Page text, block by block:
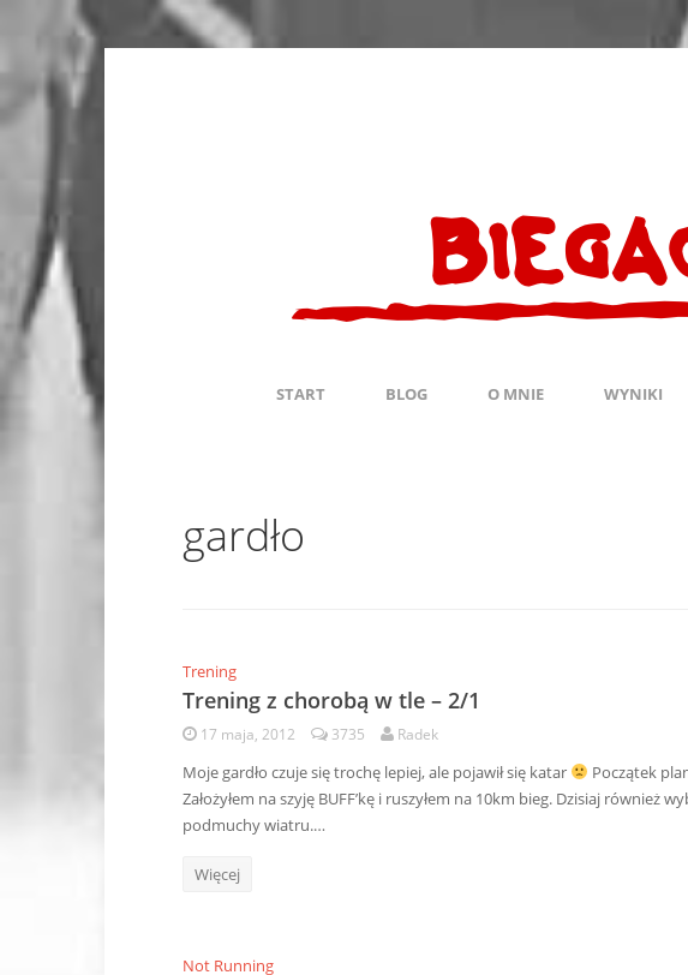
START BLOG O MNIE WYNIKI
gardło
Trening
Trening z chorobą w tle – 2/1
17 maja, 2012 3735 Radek
Moje gardło czuje się trochę lepiej, ale pojawił się katar
Początek
Założyłem na szyję BUFF’kę i ruszyłem na 10km bieg. Dzisiaj również
podmuchy wiatru.…
Więcej
Not Running